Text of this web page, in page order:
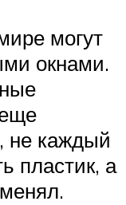
могут
окнами.
не каждый
пластик, а